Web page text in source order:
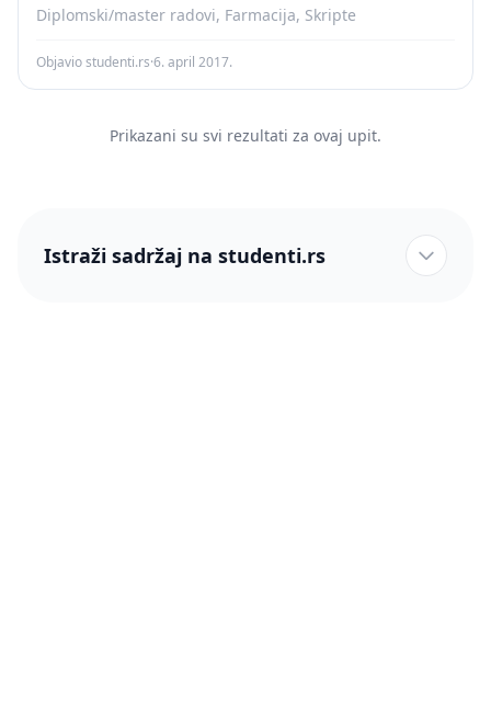
Diplomski/master radovi, Farmacija, Skripte
Objavio studenti.rs·6. april 2017.
Prikazani su svi rezultati za ovaj upit.
Istraži sadržaj na studenti.rs